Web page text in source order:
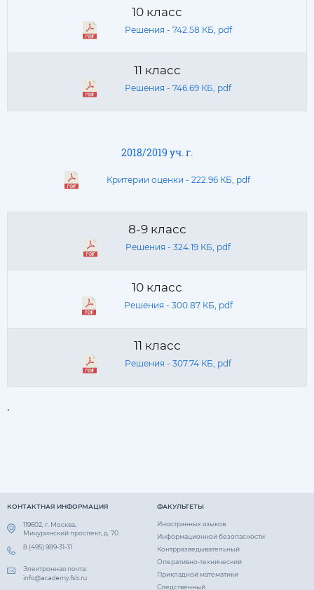
10 класс
Решения - 742.58 КБ, pdf
11 класс
Решения - 746.69 КБ, pdf
2018/2019 уч. г.
Критерии оценки - 222.96 КБ, pdf
8-9 класс
Решения - 324.19 КБ, pdf
10 класс
Решения - 300.87 КБ, pdf
11 класс
Решения - 307.74 КБ, pdf
.
КОНТАКТНАЯ ИНФОРМАЦИЯ
119602, г. Москва,
Мичуринский проспект, д. 70
8 (495) 989-31-31
Электронная почта:
ФАКУЛЬТЕТЫ
Иностранных языков
Информационной безопасности
Контрразведывательный
Оперативно-технический
Прикладной математики
Следственный